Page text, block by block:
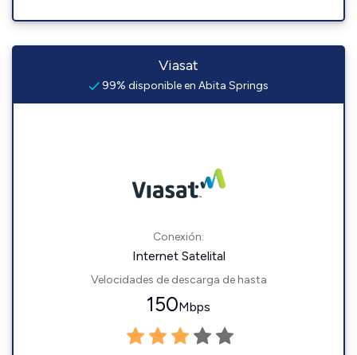
Viasat
99% disponible en Abita Springs
Conexión:
Internet Satelital
Velocidades de descarga de hasta
150Mbps